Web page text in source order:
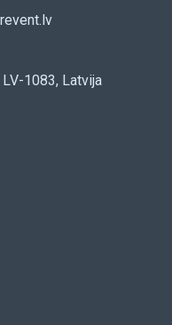
1083, Latvija